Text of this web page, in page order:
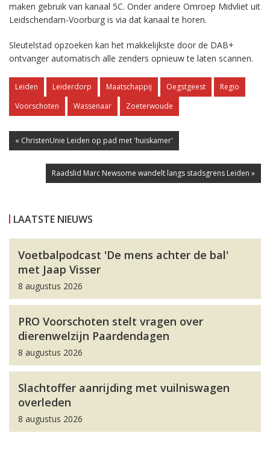
maken gebruik van kanaal 5C. Onder andere Omroep Midvliet uit
Leidschendam-Voorburg is via dat kanaal te horen.
Sleutelstad opzoeken kan het makkelijkste door de DAB+
ontvanger automatisch alle zenders opnieuw te laten scannen.
Leiden Leiderdorp Maatschappij Oegstgeest
Regio
Voorschoten
Wassenaar Zoeterwoude
« ChristenUnie Leiden op pad met 'huiskamer'
Raadslid Marc Newsome wandelt langs stadsgrens Leiden »
LAATSTE NIEUWS
Voetbalpodcast 'De mens achter de bal'
met Jaap Visser
8 augustus 2026
PRO Voorschoten stelt vragen over
dierenwelzijn Paardendagen
8 augustus 2026
Slachtoffer aanrijding met vuilniswagen
overleden
8 augustus 2026